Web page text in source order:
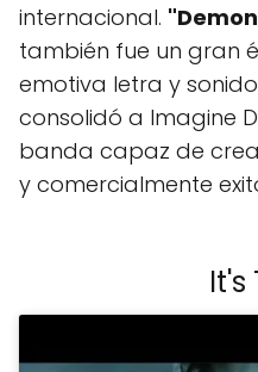
internacional.
también fue un gran
emotiva letra y
consolidó a Imagine
banda capaz de
y comercialmente
It's